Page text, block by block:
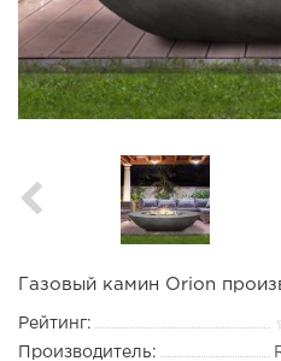
Газовый камин Orion
Рейтинг:
Производитель: